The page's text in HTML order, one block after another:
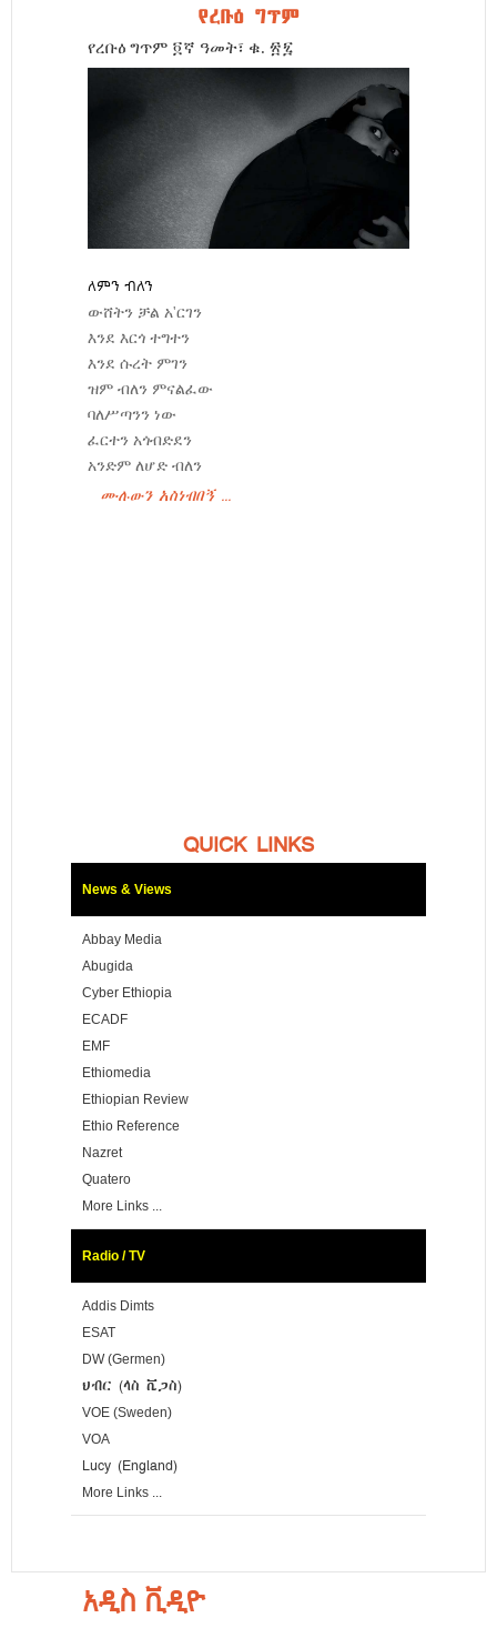
የረቡዕ ግጥም
የረቡዕ ግጥም ፬ኛ ዓመት፣ ቁ. ፳፯
ለምን ብለን
ውሸትን ቻል አ'ርገን
እንደ እርጎ ተግተን
እንደ ሱረት ምገን
ዝም ብለን ምናልፈው
ባለሥጣንን ነው
ፈርተን አጎብድደን
አንድም ለሆድ ብለን
ሙሉውን አስነብበኝ ...
QUICK LINKS
News & Views
Abbay Media
Abugida
Cyber Ethiopia
ECADF
EMF
Ethiomedia
Ethiopian Review
Ethio Reference
Nazret
Quatero
More Links ...
Radio / TV
Addis Dimts
ESAT
DW (Germen)
ህብር (ላስ ቬጋስ)
VOE (Sweden)
VOA
Lucy (England)
More Links ...
አዲስ ቪዲዮ